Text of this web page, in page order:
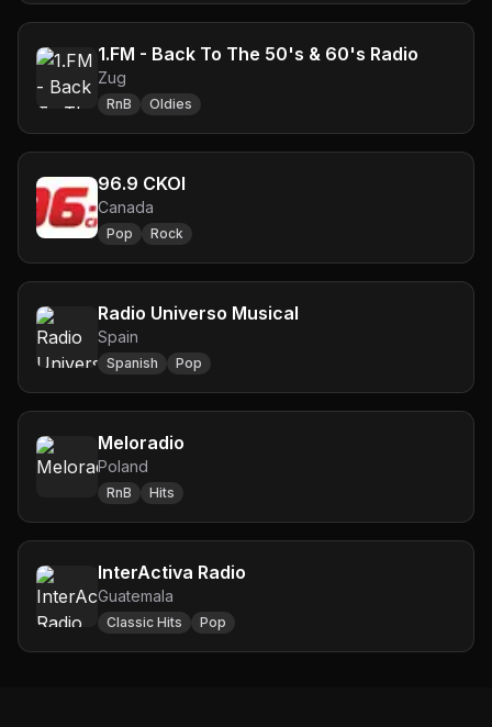
1.FM - Back To The 50's & 60's Radio
Zug
RnB Oldies
96.9 CKOI
Canada
Pop Rock
Radio Universo Musical
Spain
Spanish Pop
Meloradio
Poland
RnB Hits
InterActiva Radio
Guatemala
Classic Hits Pop